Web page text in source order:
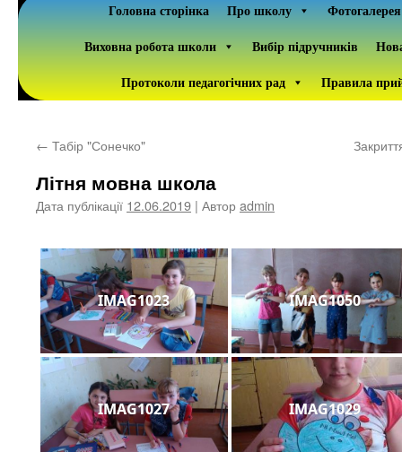
Головна сторінка Про школу
Фотогалерея
Виховна робота школи
Вибір підручників
Протоколи педагогічних рад
Правила
← Табір "Сонечко"
Літня мовна школа
Дата публікації 12.06.2019 | Авторadmin
IMAG1023 IMAG1050
IMAG1027 IMAG1029